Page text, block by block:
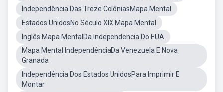
Independência Das Treze ColôniasMapa Mental
Estados UnidosNo Século XIX Mapa Mental
Inglês Mapa MentalDa Independencia Do EUA
Mapa Mental IndependênciaDa Venezuela E Nova
Granada
Independência Dos Estados UnidosPara Imprimir E
Montar